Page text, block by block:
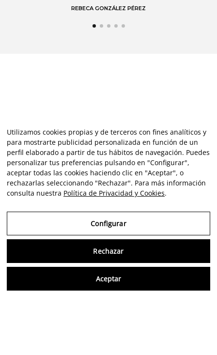
REBECA GONZÁLEZ PÉREZ
Utilizamos cookies propias y de terceros con fines analíticos y
para mostrarte publicidad personalizada en función de un
perfil elaborado a partir de tus hábitos de navegación. Puedes
personalizar tus preferencias pulsando en "Configurar",
aceptar todas las cookies haciendo clic en "Aceptar", o
rechazarlas seleccionando "Rechazar". Para más información
consulta nuestra Política de Privacidad y Cookies.
Configurar
Rechazar
Aceptar